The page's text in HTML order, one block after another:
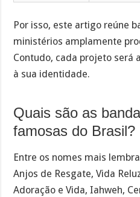
Por isso, este artigo reúne
ministérios amplamente
Contudo, cada projeto será
à sua identidade.
Quais são as
famosas do Brasil?
Entre os nomes mais
Anjos de Resgate, Vida
Adoração e Vida, Iahweh,